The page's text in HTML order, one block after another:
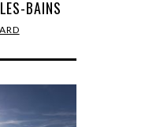
BAINS